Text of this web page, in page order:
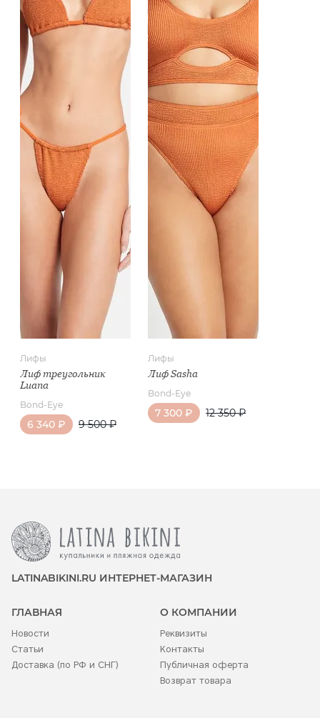
Лифы
Лиф треугольник
Luana
Bond-Eye
6 340 ₽ 9 500 ₽
Лифы
Лиф Sasha
Bond-Eye
7 300 ₽ 12 350 ₽
LATINABIKINI.RU ИНТЕРНЕТ-МАГАЗИН
ГЛАВНАЯ
Новости
Статьи
Доставка (по РФ и СНГ)
О КОМПАНИИ
Реквизиты
Контакты
Публичная оферта
Возврат товара